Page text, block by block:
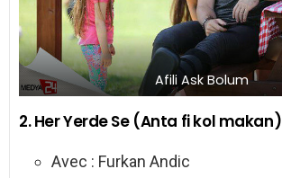
Afili Ask Bolum
2. Her Yerde Se (Anta fi kol makan)
Avec : Furkan Andic